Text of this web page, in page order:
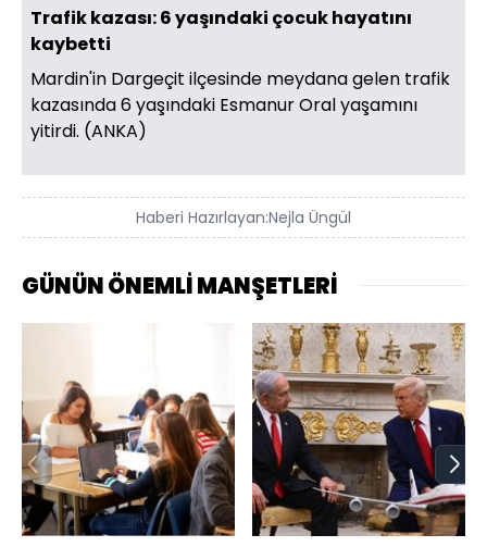
Trafik kazası: 6 yaşındaki çocuk hayatını
kaybetti
Mardin'in Dargeçit ilçesinde meydana gelen trafik
kazasında 6 yaşındaki Esmanur Oral yaşamını
yitirdi. (ANKA)
Haberi Hazırlayan:Nejla Üngül
GÜNÜN ÖNEMLİ MANŞETLERİ